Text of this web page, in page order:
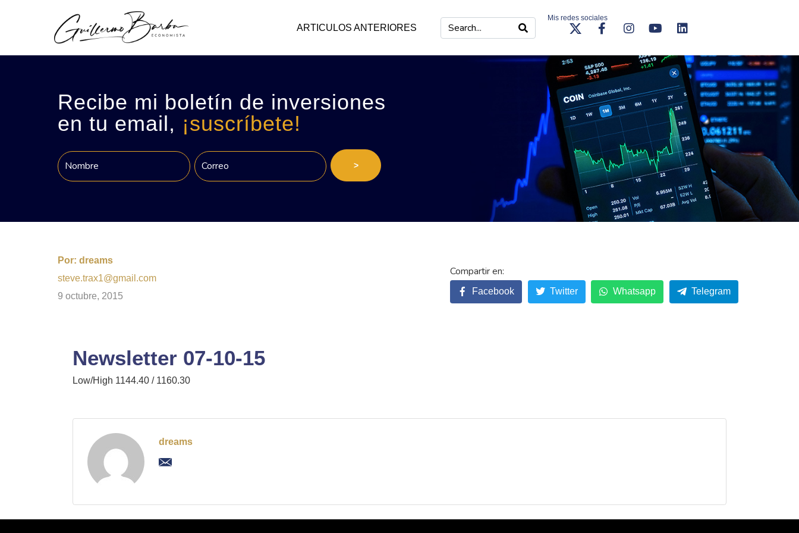
ARTICULOS ANTERIORES
Mis redes sociales
Recibe mi boletín de inversiones
en tu email, ¡suscríbete!
>
Por: dreams
steve.trax1@gmail.com
9 octubre, 2015
Newsletter 07-10-15
Low/High 1144.40 / 1160.30
Facebook Twitter Whatsapp Telegram
dreams